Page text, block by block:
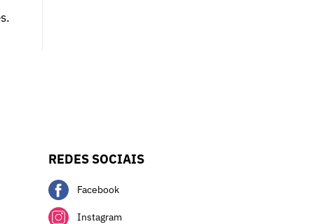
REDES SOCIAIS
Facebook
Instagram